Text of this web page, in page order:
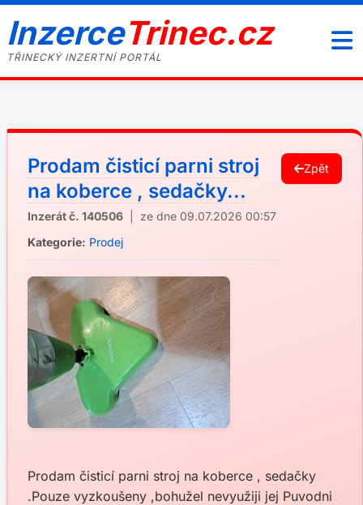
InzerceTrinec.cz
TŘINECKÝ INZERTNÍ PORTÁL
Prodam čisticí parni stroj
na koberce , sedačky...
Inzerát č. 140506 | ze dne 09.07.2026 00:57
Kategorie: Prodej
Zpět
Prodam čisticí parni stroj na koberce , sedačky
.Pouze vyzkoušeny ,bohužel nevyužiji jej Puvodni